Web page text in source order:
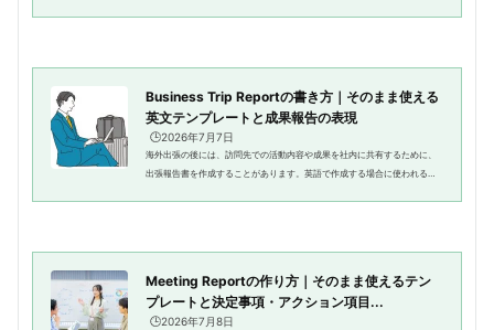
Business Trip Reportの書き方｜そのまま使える
英文テンプレートと成果報告の表現
🕒️2026年7月7日
海外出張の後には、訪問先での活動内容や成果を社内に共有するために、
出張報告書を作成することがあります。英語で作成する場合に使われる代
Meeting Reportの作り方｜そのまま使えるテン
プレートと決定事項・アクション項目...
🕒️2026年7月8日